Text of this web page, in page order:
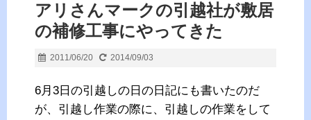
アリさんマークの引越社が敷居
の補修工事にやってきた
2011/06/20 2014/09/03
6月3日の引越しの日の日記にも書いたのだ
が、引越し作業の際に、引越しの作業をして